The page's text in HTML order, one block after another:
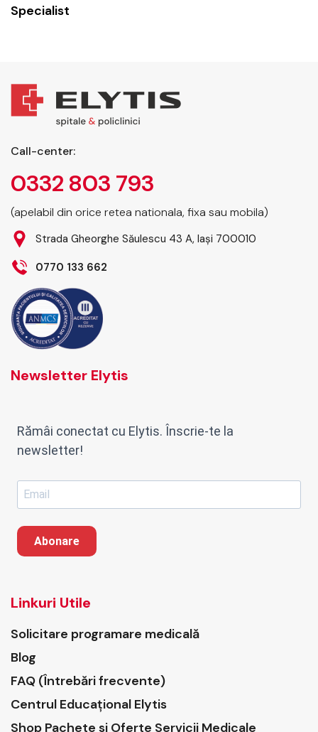
Specialist
Call-center:
0332 803 793
(apelabil din orice retea nationala, fixa sau mobila)
Strada Gheorghe Săulescu 43 A, Iași 700010
0770 133 662
Newsletter Elytis
Rămâi conectat cu Elytis. Înscrie-te la
newsletter!
Abonare
Linkuri Utile
Solicitare programare medicală
Blog
FAQ (Întrebări frecvente)
Centrul Educațional Elytis
Shop Pachete si Oferte Servicii Medicale